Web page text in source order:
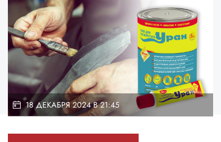
18 ДЕКАБРЯ 2024 В 21:45